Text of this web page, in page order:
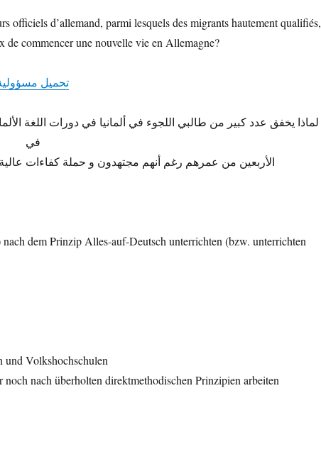
officiels d’allemand, parmi lesquels des migrants hautement qualifiés,
de commencer une nouvelle vie en Allemagne?
تحمیل
لماذا یخفق عدد كبیر من طالبي اللجوء في ألمانیا في دورات اللغة
في
.الأربعین من عمرهم رغم أنهم مجتهدون و حملة كفاءات عالیة
dem Prinzip Alles-auf-Deutsch unterrichten (bzw. unterrichten
und Volkshochschulen
nach überholten direktmethodischen Prinzipien arbeiten